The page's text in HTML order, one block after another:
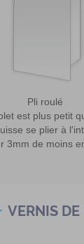
Pli roulé
est plus petit
se plier à
3mm de moins
VERNIS DE